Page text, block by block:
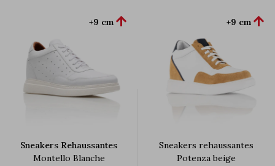
Sneakers Rehaussantes
Montello Blanche
+9 cm 
Sneakers rehaussantes
Potenza beige
+9 cm 